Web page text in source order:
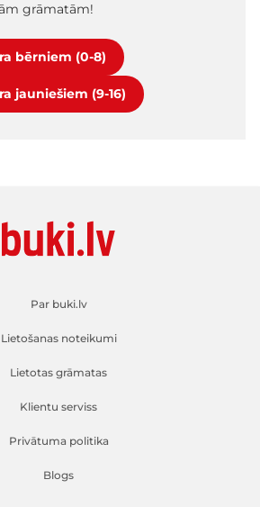
grāmatām!
bērniem (0-8)
jauniešiem (9-16)
Par buki.lv
Lietošanas noteikumi
Lietotas grāmatas
Klientu serviss
Privātuma politika
Blogs